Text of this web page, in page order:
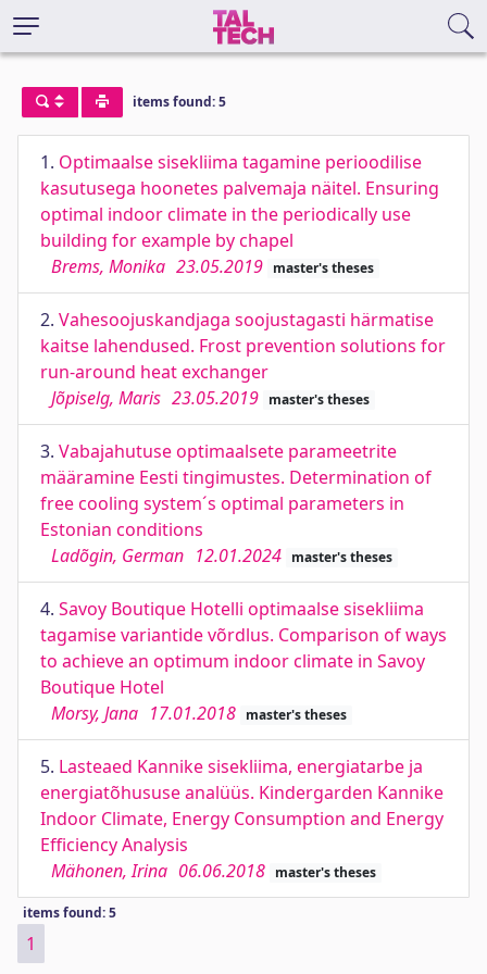
items found: 5
1. Optimaalse sisekliima tagamine perioodilise
kasutusega hoonetes palvemaja näitel. Ensuring
optimal indoor climate in the periodically use
building for example by chapel
Brems, Monika 23.05.2019 master's theses
2. Vahesoojuskandjaga soojustagasti härmatise
kaitse lahendused. Frost prevention solutions for
run-around heat exchanger
Jõpiselg, Maris 23.05.2019 master's theses
3. Vabajahutuse optimaalsete parameetrite
määramine Eesti tingimustes. Determination of
free cooling system´s optimal parameters in
Estonian conditions
Ladõgin, German 12.01.2024 master's theses
4. Savoy Boutique Hotelli optimaalse sisekliima
tagamise variantide võrdlus. Comparison of ways
to achieve an optimum indoor climate in Savoy
Boutique Hotel
Morsy, Jana 17.01.2018 master's theses
5. Lasteaed Kannike sisekliima, energiatarbe ja
energiatõhususe analüüs. Kindergarden Kannike
Indoor Climate, Energy Consumption and Energy
Efficiency Analysis
Mähonen, Irina 06.06.2018 master's theses
items found: 5
1